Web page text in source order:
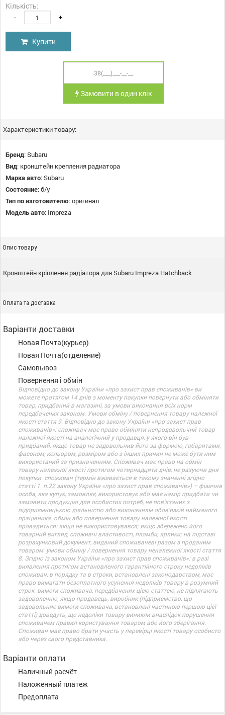
Кількість:
- +
Купити
Замовити в один клік
Характеристики товару:
Бренд:Subaru
Вид: кронштейн крепления радиатора
Марка авто:Subaru
Состояние:б/у
Тип по изготовителю:оригинал
Модель авто: Impreza
Опис товару
Кронштейн кріплення радіатора для Subaru Impreza Hatchback
Оплата та доставка
Варіанти доставки
Новая Почта(курьер)
Новая Почта(отделение)
Самовывоз
Повернення і обмін
Відповідно до закону України «про захист прав споживачів» ви
можете протягом 14 днів з моменту покупки повернути або обміняти
товар, придбаний в магазині, за умови виконання всіх норм
передбачених законом. Умови обміну / повернення товару належної
якості стаття 9. Відповідно до закону України «про захист прав
споживачів»: споживач має право обміняти непродовольчий товар
належної якості на аналогічний у продавця, у якого він був
придбаний, якщо товар не задовольнив його за формою, габаритами,
фасоном, кольором, розміром або з інших причин не може бути ним
використаний за призначенням. Споживач має право на обмін
товару належної якості протягом чотирнадцяти днів, не рахуючи дня
покупки. споживач (термін вживається в такому значенні згідно
статті 1. п.22 закону України «про захист прав споживачів») – фізична
особа, яка купує, замовляє, використовує або має намір придбати чи
замовити продукцію для особистих потреб, не пов’язаних з
підприємницькою діяльністю або виконанням обов’язків найманого
працівника. обмін або повернення товару належної якості
провадиться: якщо не використовувався; якщо збережено його
товарний вигляд, споживчі властивості, пломби, ярлики; на підставі
розрахунковий документ, виданий споживачеві разом з проданим
товаром. умови обміну / повернення товару неналежної якості стаття
8. Згідно із законом України «про захист прав споживачів»: в разі
виявлення протягом встановленого гарантійного строку недоліків
споживач, в порядку та в строки, встановлені законодавством, має
право вимагати безоплатного усунення недоліків товару в розумний
строк. вимоги споживача, передбачених цією статтею, не підлягають
задоволенню, якщо продавець, виробник (підприємство, що
задовольняє вимоги споживача, встановлені частиною першою цієї
статті) доведуть, що недоліки товару виникли внаслідок порушення
споживачем правил користування товаром або його зберігання.
Споживач має право брати участь у перевірці якості товару особисто
або через свого представника.
Варіанти оплати
Наличный расчёт
Наложенный платеж
Предоплата